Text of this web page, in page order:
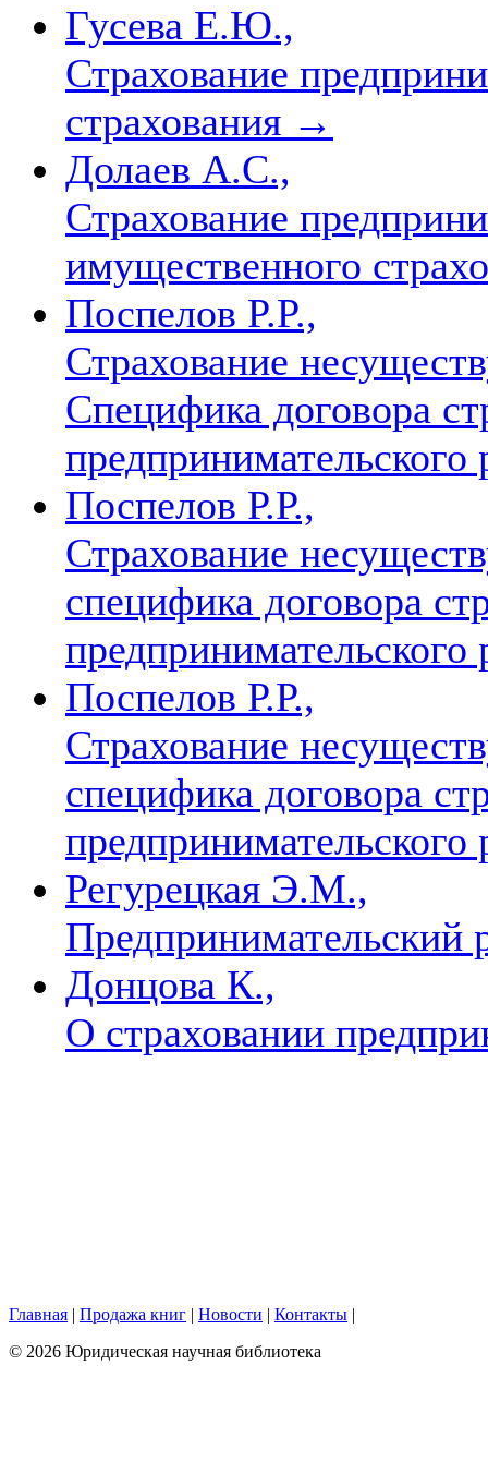
Гусева Е.Ю.,
Страхование
страхования →
Долаев А.С.,
Страхование
имущественного
Поспелов P.P.,
Страхование
Специфика договора
предпринимательского
Поспелов Р.Р.,
Страхование
специфика договора
предпринимательского
Поспелов Р.Р.,
Страхование
специфика договора
предпринимательского
Регурецкая Э.М.,
Предпринимательский
Донцова К.,
О страховании
Главная | Продажа книг | Новости | Контакты |
© 2026 Юридическая научная библиотека